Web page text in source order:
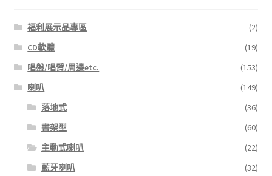
福利展示品專區
(2)
CD軟體
(19)
唱盤/唱臂/周邊etc.
(153)
喇叭
(149)
落地式
(36)
書架型
(60)
主動式喇叭
(22)
藍牙喇叭
(32)